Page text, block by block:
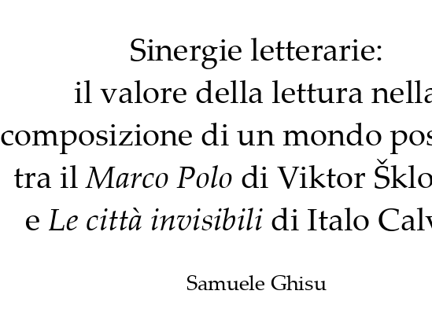
Sinergie letterarie:
il valore della lettura
composizione di un mondo
tra il Marco Polo di Viktor
e Le città invisibili di Italo
Samuele Ghisu